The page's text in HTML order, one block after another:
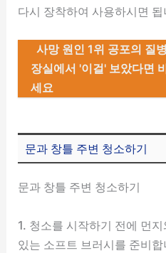
다시 장착하여 사용하시면 됩
사망 원인 1위 공포의 질
장실에서 '이걸' 보았다면
세요
문과 창틀 주변 청소하기
문과 창틀 주변 청소하기
1. 청소를 시작하기 전에 먼
있는 소프트 브러시를 준비합